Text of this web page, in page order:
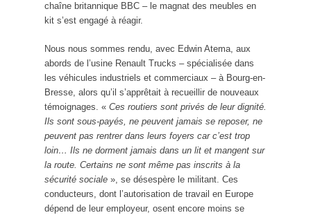
chaîne britannique BBC – le magnat des meubles en
kit s’est engagé à réagir.
Nous nous sommes rendu, avec Edwin Atema, aux
abords de l’usine Renault Trucks – spécialisée dans
les véhicules industriels et commerciaux – à Bourg-en-
Bresse, alors qu’il s’apprêtait à recueillir de nouveaux
témoignages. « Ces routiers sont privés de leur dignité.
Ils sont sous-payés, ne peuvent jamais se reposer, ne
peuvent pas rentrer dans leurs foyers car c’est trop
loin… Ils ne dorment jamais dans un lit et mangent sur
la route. Certains ne sont même pas inscrits à la
sécurité sociale », se désespère le militant. Ces
conducteurs, dont l’autorisation de travail en Europe
dépend de leur employeur, osent encore moins se